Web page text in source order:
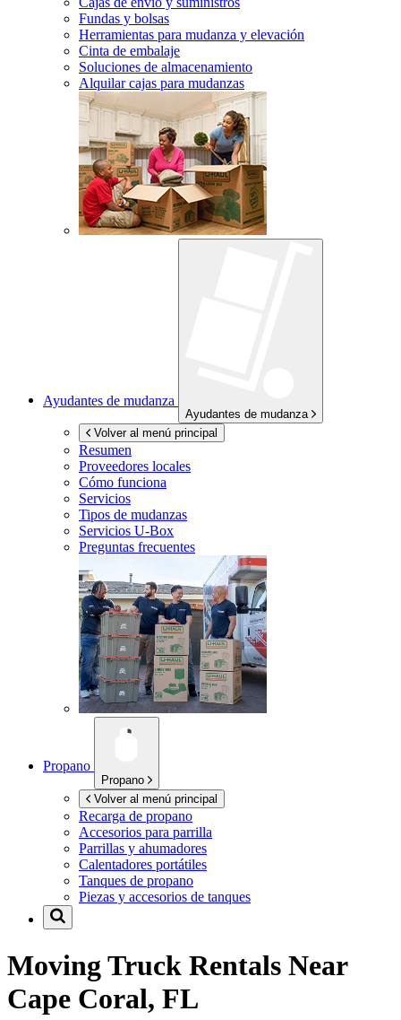
Fundas y bolsas
Herramientas para mudanza y elevación
Cinta de embalaje
Soluciones de almacenamiento
Alquilar cajas para mudanzas
Ayudantes de mudanza
Ayudantes de mudanza
Volver al menú principal
Resumen
Proveedores locales
Cómo funciona
Servicios
Tipos de mudanzas
Servicios U-Box
Preguntas frecuentes
Propano
Propano
Volver al menú principal
Recarga de propano
Accesorios para parrilla
Parrillas y ahumadores
Calentadores portátiles
Tanques de propano
Piezas y accesorios de tanques
Moving Truck Rentals Near
Cape Coral, FL